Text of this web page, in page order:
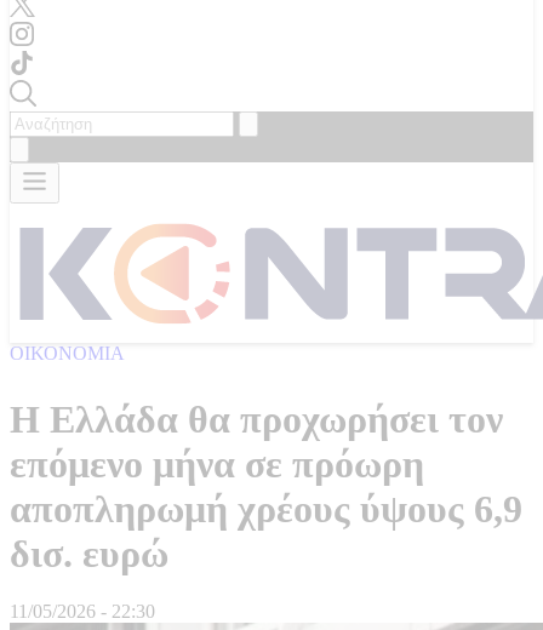
ΟΙΚΟΝΟΜΙΑ
Η Ελλάδα θα προχωρήσει τον
επόμενο μήνα σε πρόωρη
αποπληρωμή χρέους ύψους 6,9
δισ. ευρώ
11/05/2026 - 22:30